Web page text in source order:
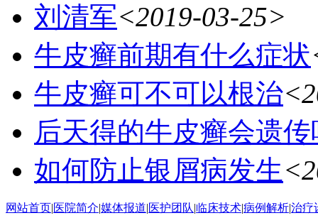
刘清军<2019-03-25>
牛皮癣前期有什么症状
牛皮癣可不可以根治
后天得的牛皮癣会遗传
如何防止银屑病发生
网站首页|医院简介|媒体报道|医护团队|临床技术|病例解析|治疗